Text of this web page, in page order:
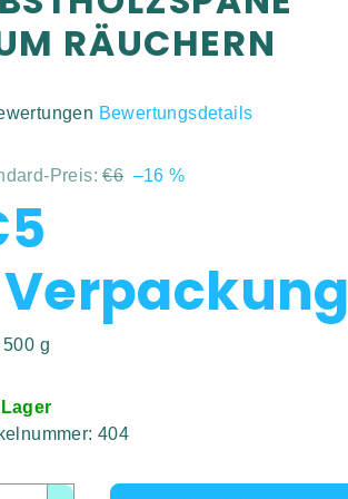
RÄUCHERN
Bewertungsdetails
Preis: €6 –16 %
g
404